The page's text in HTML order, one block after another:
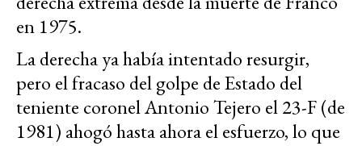
en 1975.
La derecha ya había intentado resurgir,
pero el fracaso del golpe de Estado del
teniente coronel Antonio Tejero el 23-F (de
1981) ahogó hasta ahora el esfuerzo, lo que